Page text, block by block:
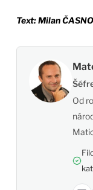
Text: Milan
Od